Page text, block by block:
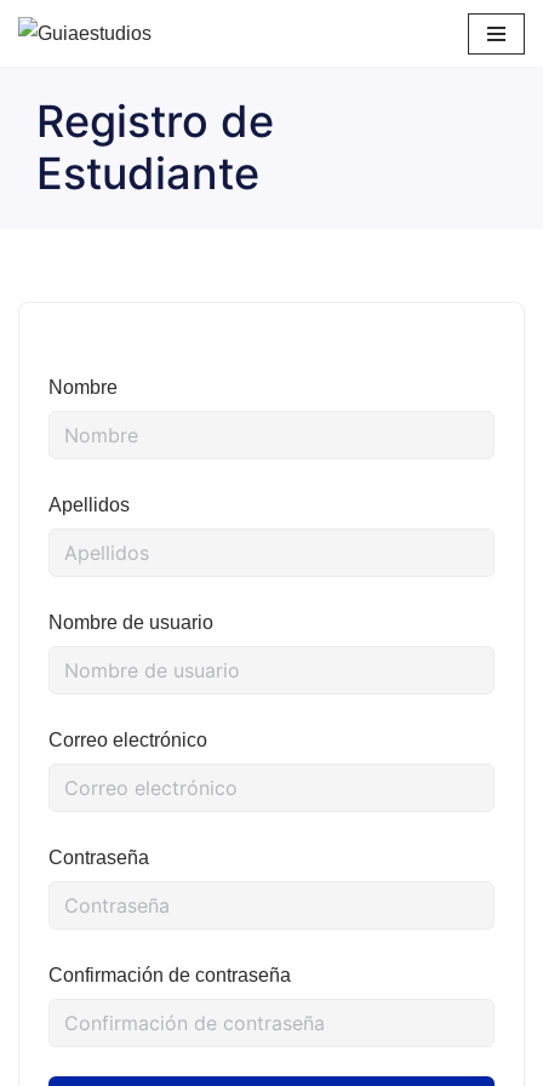
contenido
Registro de
Estudiante
Nombre
Apellidos
Nombre de usuario
Correo electrónico
Contraseña
Confirmación de contraseña